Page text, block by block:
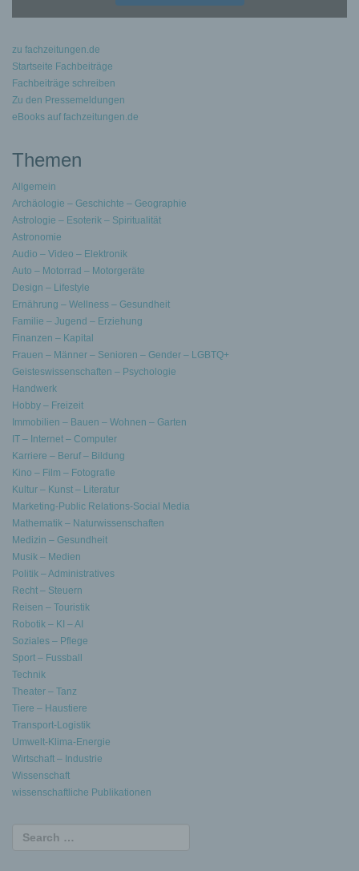
zu fachzeitungen.de
Startseite Fachbeiträge
Fachbeiträge schreiben
Zu den Pressemeldungen
eBooks auf fachzeitungen.de
Themen
Allgemein
Archäologie – Geschichte – Geographie
Astrologie – Esoterik – Spiritualität
Astronomie
Audio – Video – Elektronik
Auto – Motorrad – Motorgeräte
Design – Lifestyle
Ernährung – Wellness – Gesundheit
Familie – Jugend – Erziehung
Finanzen – Kapital
Frauen – Männer – Senioren – Gender – LGBTQ+
Geisteswissenschaften – Psychologie
Handwerk
Hobby – Freizeit
Immobilien – Bauen – Wohnen – Garten
IT – Internet – Computer
Karriere – Beruf – Bildung
Kino – Film – Fotografie
Kultur – Kunst – Literatur
Marketing-Public Relations-Social Media
Mathematik – Naturwissenschaften
Medizin – Gesundheit
Musik – Medien
Politik – Administratives
Recht – Steuern
Reisen – Touristik
Robotik – KI – AI
Soziales – Pflege
Sport – Fussball
Technik
Theater – Tanz
Tiere – Haustiere
Transport-Logistik
Umwelt-Klima-Energie
Wirtschaft – Industrie
Wissenschaft
wissenschaftliche Publikationen